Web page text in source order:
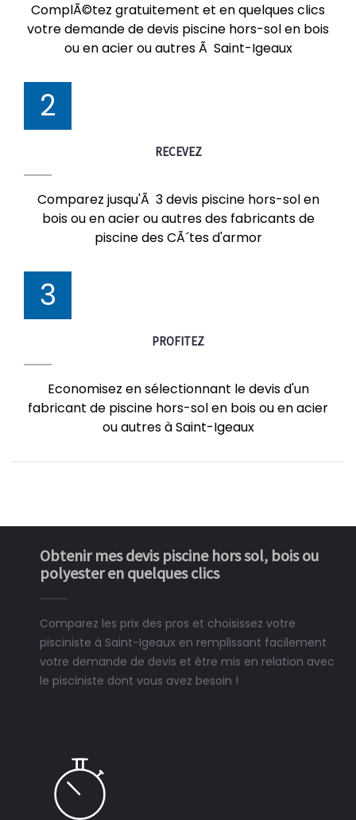
ComplÃ©tez gratuitement et en quelques clics
votre demande de devis piscine hors-sol en bois
ou en acier ou autres Ã Saint-Igeaux
2
RECEVEZ
Comparez jusqu'Ã 3 devis piscine hors-sol en
bois ou en acier ou autres des fabricants de
piscine des CÃ´tes d'armor
3
PROFITEZ
Economisez en sélectionnant le devis d'un
fabricant de piscine hors-sol en bois ou en acier
ou autres à Saint-Igeaux
Obtenir mes devis piscine hors sol, bois ou
polyester en quelques clics
Comparez les prix des pros et choisissez votre
pisciniste à Saint-Igeaux en remplissant facilement
votre demande de devis et être mis en relation avec
le pisciniste dont vous avez besoin !